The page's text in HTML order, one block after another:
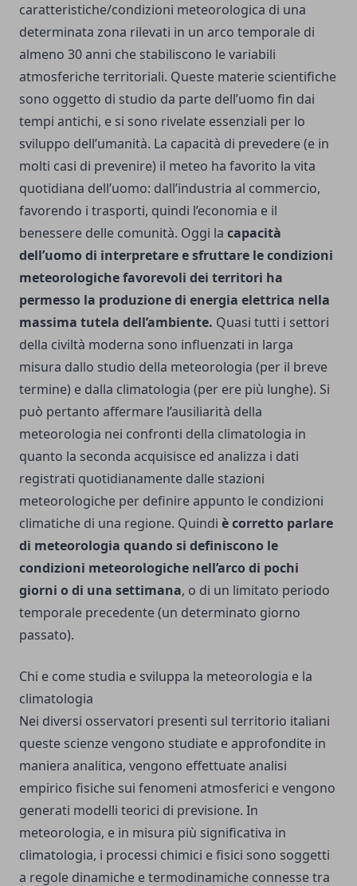
caratteristiche/condizioni meteorologica di una
determinata zona rilevati in un arco temporale di
almeno 30 anni che stabiliscono le variabili
atmosferiche territoriali. Queste materie scientifiche
sono oggetto di studio da parte dell’uomo fin dai
tempi antichi, e si sono rivelate essenziali per lo
sviluppo dell’umanità. La capacità di prevedere (e in
molti casi di prevenire) il meteo ha favorito la vita
quotidiana dell’uomo: dall’industria al commercio,
favorendo i trasporti, quindi l’economia e il
benessere delle comunità. Oggi la capacità
dell’uomo di interpretare e sfruttare le condizioni
meteorologiche favorevoli dei territori ha
permesso la produzione di energia elettrica nella
massima tutela dell’ambiente. Quasi tutti i settori
della civiltà moderna sono influenzati in larga
misura dallo studio della meteorologia (per il breve
termine) e dalla climatologia (per ere più lunghe). Si
può pertanto affermare l’ausiliarità della
meteorologia nei confronti della climatologia in
quanto la seconda acquisisce ed analizza i dati
registrati quotidianamente dalle stazioni
meteorologiche per definire appunto le condizioni
climatiche di una regione. Quindi è corretto parlare
di meteorologia quando si definiscono le
condizioni meteorologiche nell’arco di pochi
giorni o di una settimana, o di un limitato periodo
temporale precedente (un determinato giorno
passato).
Chi e come studia e sviluppa la meteorologia e la
climatologia
Nei diversi osservatori presenti sul territorio italiani
queste scienze vengono studiate e approfondite in
maniera analitica, vengono effettuate analisi
empirico fisiche sui fenomeni atmosferici e vengono
generati modelli teorici di previsione. In
meteorologia, e in misura più significativa in
climatologia, i processi chimici e fisici sono soggetti
a regole dinamiche e termodinamiche connesse tra